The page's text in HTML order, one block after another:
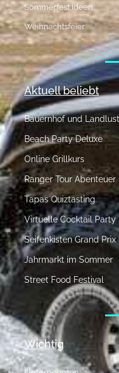
Sommerfest Ideen
Weihnachtsfeier
Aktuell beliebt
Bauernhof und Landlust
Beach Party Deluxe
Online Grillkurs
Ranger Tour Abenteuer
Tapas Quiztasting
Virtuelle Cocktail Party
Seifenkisten Grand Prix
Jahrmarkt im Sommer
Street Food Festival
Wichtig